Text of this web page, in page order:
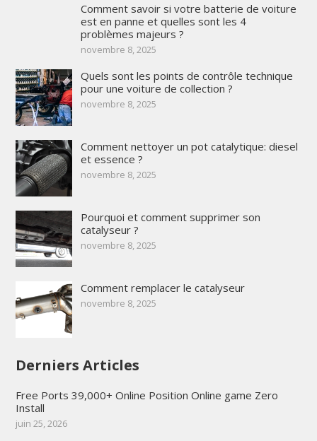
Comment savoir si votre batterie de voiture
est en panne et quelles sont les 4
problèmes majeurs ?
novembre 8, 2025
Quels sont les points de contrôle technique
pour une voiture de collection ?
novembre 8, 2025
Comment nettoyer un pot catalytique: diesel
et essence ?
novembre 8, 2025
Pourquoi et comment supprimer son
catalyseur ?
novembre 8, 2025
Comment remplacer le catalyseur
novembre 8, 2025
Derniers Articles
Free Ports 39,000+ Online Position Online game Zero
Install
juin 25, 2026